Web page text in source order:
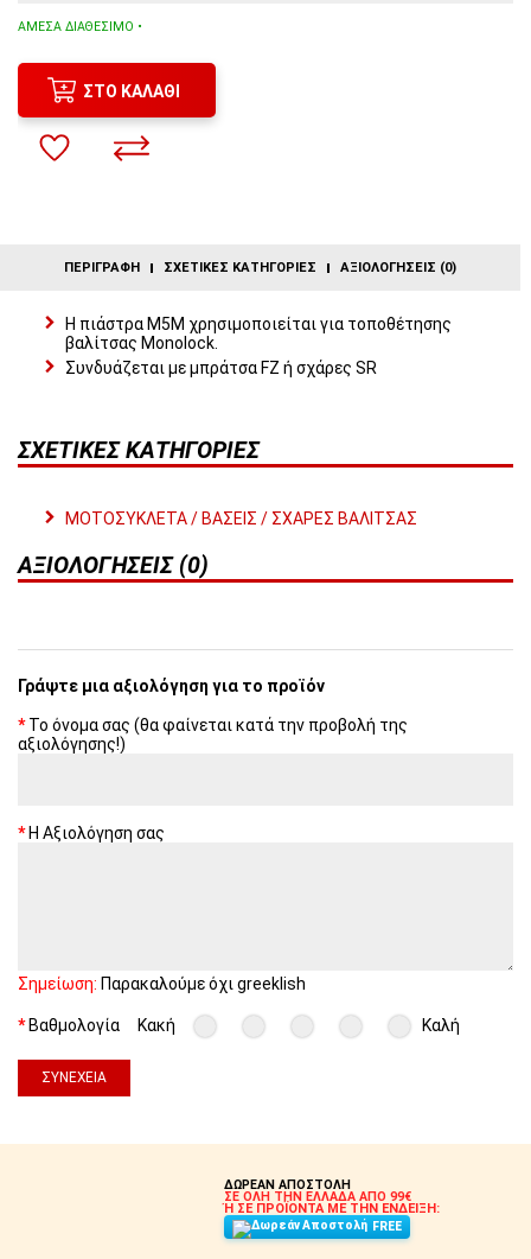
ΆΜΕΣΑ ΔΙΑΘΈΣΙΜΟ •
ΣΤΟ ΚΑΛΆΘΙ
ΠΕΡΙΓΡΑΦΉ ΣΧΕΤΙΚΈΣ ΚΑΤΗΓΟΡΊΕΣ ΑΞΙΟΛΟΓΉΣΕΙΣ (0)
Η πιάστρα Μ5M χρησιμοποιείται για τοποθέτησης
βαλίτσας Monolock.
Συνδυάζεται με μπράτσα FZ ή σχάρες SR
ΣΧΕΤΙΚΈΣ ΚΑΤΗΓΟΡΊΕΣ
ΜΟΤΟΣΥΚΛΕΤΑ / ΒΑΣΕΙΣ / ΣΧΑΡΕΣ ΒΑΛΙΤΣΑΣ
ΑΞΙΟΛΟΓΉΣΕΙΣ (0)
Γράψτε μια αξιολόγηση για το προϊόν
Το όνομα σας (θα φαίνεται κατά την προβολή της
αξιολόγησης!)
Η Αξιολόγηση σας
Σημείωση: Παρακαλούμε όχι greeklish
Βαθμολογία Κακή Καλή
ΣΥΝΈΧΕΙΑ
ΔΩΡΕΑΝ ΑΠΟΣΤΟΛΗ
ΣΕ ΟΛΗ ΤΗΝ ΕΛΛΑΔΑ ΑΠΟ 99€
Ή ΣΕ ΠΡΟΪΟΝΤΑ ΜΕ ΤΗΝ ΕΝΔΕΙΞΗ:
FREE